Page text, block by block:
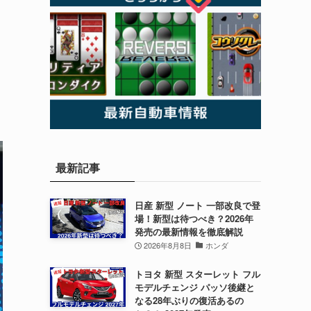
最新記事
日産 新型 ノート 一部改良で登
場！新型は待つべき？2026年
発売の最新情報を徹底解説
2026年8月8日 ホンダ
トヨタ 新型 スターレット フル
モデルチェンジ パッソ後継と
なる28年ぶりの復活あるの